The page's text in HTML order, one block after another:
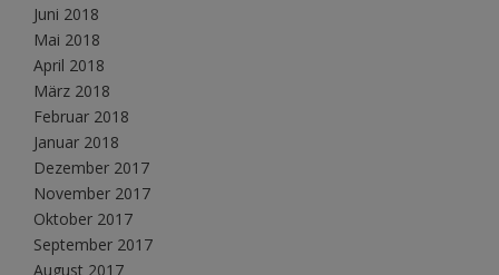
Juni 2018
Mai 2018
April 2018
März 2018
Februar 2018
Januar 2018
Dezember 2017
November 2017
Oktober 2017
September 2017
August 2017